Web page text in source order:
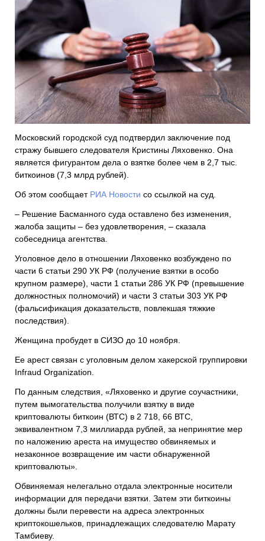
Московский городской суд подтвердил заключение под
стражу бывшего следователя Кристины Ляховенко. Она
является фигурантом дела о взятке более чем в 2,7 тыс.
биткоинов (7,3 млрд рублей).
Об этом сообщает РИА Новости со ссылкой на суд.
– Решение Басманного суда оставлено без изменения,
жалоба защиты – без удовлетворения, – сказала
собеседница агентства.
Уголовное дело в отношении Ляховенко возбуждено по
части 6 статьи 290 УК РФ (получение взятки в особо
крупном размере), части 1 статьи 286 УК РФ (превышение
должностных полномочий) и части 3 статьи 303 УК РФ
(фальсификация доказательств, повлекшая тяжкие
последствия).
Женщина пробудет в СИЗО до 10 ноября.
Ее арест связан с уголовным делом хакерской группировки
Infraud Organization.
По данным следствия, «Ляховенко и другие соучастники,
путем вымогательства получили взятку в виде
криптовалюты биткоин (ВТС) в 2 718, 66 ВТС,
эквивалентном 7,3 миллиарда рублей, за непринятие мер
по наложению ареста на имущество обвиняемых и
незаконное возвращение им части обнаруженной
криптовалюты».
Обвиняемая нелегально отдала электронные носители
информации для передачи взятки. Затем эти биткоины
должны были перевести на адреса электронных
криптокошельков, принадлежащих следователю Марату
Тамбиеву.